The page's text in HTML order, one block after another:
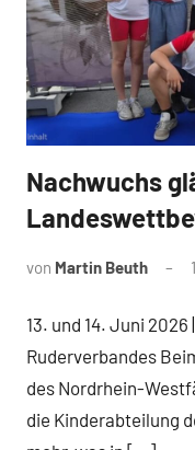
News
Nachwuchs
von Martin Beuth
13. und 14. Juni
Ruderverbandes
des Nordrhein-
die Kinderabteilung